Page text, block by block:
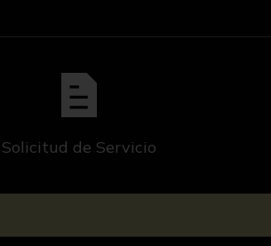
Solicitud de Servicio